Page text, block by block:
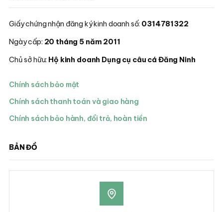
Giấy chứng nhận đăng ký kinh doanh số: 0314781322
Ngày cấp: 20 tháng 5 năm 2011
Chủ sở hữu: Hộ kinh doanh Dụng cụ câu cá Đăng Ninh
Chính sách bảo mật
Chính sách thanh toán và giao hàng
Chính sách bảo hành, đổi trả, hoàn tiền
BẢN ĐỒ